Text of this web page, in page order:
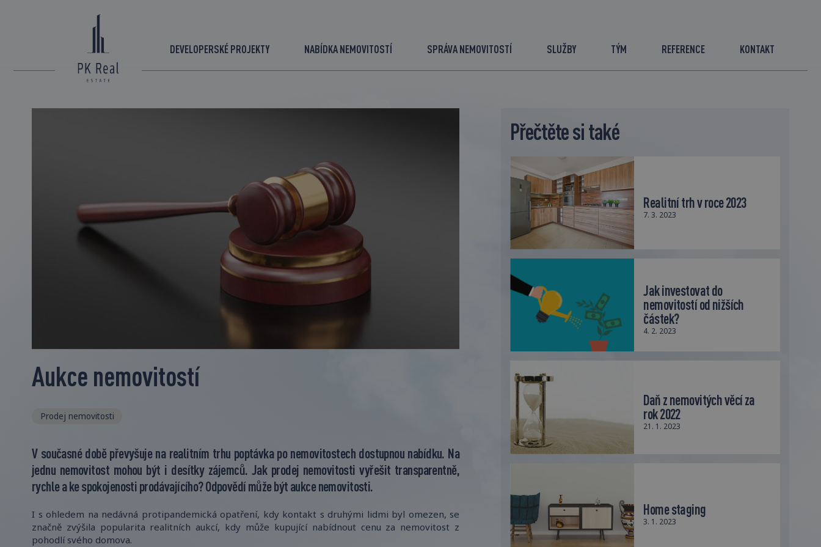
DEVELOPERSKÉ PROJEKTY NABÍDKA NEMOVITOSTÍ SPRÁVA NEMOVITOSTÍ SLUŽBY TÝM REFERENCE KONTAKT
Aukce nemovitostí
Prodej nemovitosti
V současné době převyšuje na realitním trhu poptávka po nemovitostech dostupnou nabídku. Na
jednu nemovitost mohou být i desítky zájemců. Jak prodej nemovitosti vyřešit transparentně,
rychle a ke spokojenosti prodávajícího? Odpovědí může být aukce nemovitosti.
I s ohledem na nedávná protipandemická opatření, kdy kontakt s druhými lidmi byl omezen, se
značně zvýšila popularita realitních aukcí, kdy může kupující nabídnout cenu za nemovitost z
pohodlí svého domova.
Přečtěte si také
Realitní trh v roce 2023
7. 3. 2023
Jak investovat do
nemovitostí od nižších
částek?
4. 2. 2023
Daň z nemovitých věcí za
rok 2022
21. 1. 2023
Home staging
3. 1. 2023